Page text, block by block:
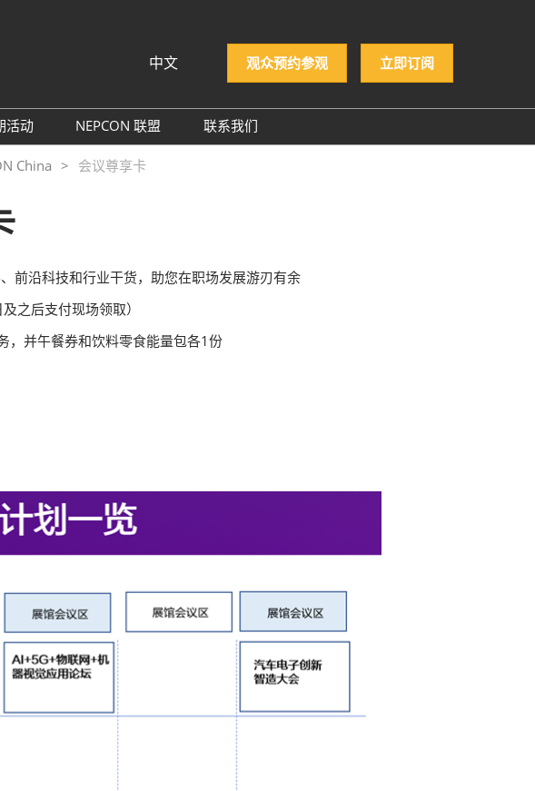
中文
English
Tiếng Việt
ภาษาไทย
观众预约参观 立即订阅
活动
同期活动议程
评选
NEPCON 联盟
NEPCON 企业名录
联系我们
China 会议尊享卡
前沿科技和行业干货，助您在职场发展游刃有余
之后支付现场领取）
，并午餐券和饮料零食能量包各1份